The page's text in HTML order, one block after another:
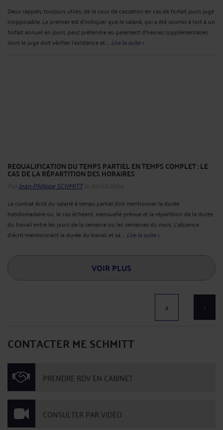
Deux rappels, toujours utiles, de la cour de cassation en cas de forfait jours jugé
inopposable. Le premier est d’indiquer que le salarié, qui a été soumis à tort à un
forfait annuel en jours, peut prétendre au paiement d'heures supplémentaires
dont le juge doit vérifier l'existence et ... Lire la suite >
REQUALIFICATION DU TEMPS PARTIEL EN TEMPS COMPLET : LE
CAS DE LA RÉPARTITION DES HORAIRES
Par Jean-Philippe SCHMITTle 20/08/2024
Le contrat écrit du salarié à temps partiel doit mentionner la durée
hebdomadaire ou, le cas échéant, mensuelle prévue et la répartition de la durée
du travail entre les jours de la semaine ou les semaines du mois. L'absence
d'écrit mentionnant la durée du travail et sa ... Lire la suite >
VOIR PLUS
2 >
CONTACTER ME SCHMITT
PRENDRE RDV EN CABINET
CONSULTER PAR VIDÉO